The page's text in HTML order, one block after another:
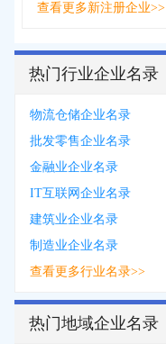
查看更多新注册企业>>
热门行业企业名录
物流仓储企业名录
批发零售企业名录
金融业企业名录
IT互联网企业名录
建筑业企业名录
制造业企业名录
查看更多行业名录>>
热门地域企业名录